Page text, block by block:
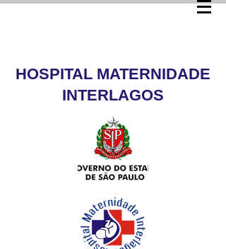
HOSPITAL MATERNIDADE
INTERLAGOS